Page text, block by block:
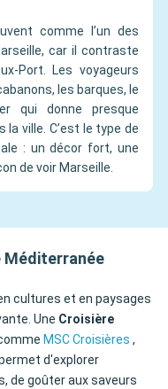
comme l’un des
car il contraste
Port. Les voyageurs
les barques, le
qui donne presque
la ville. C’est le type de
: un décor fort, une
de voir Marseille.
Méditerranée
cultures et en paysages
Une Croisière
MSC Croisières ,
d'explorer
de goûter aux saveurs